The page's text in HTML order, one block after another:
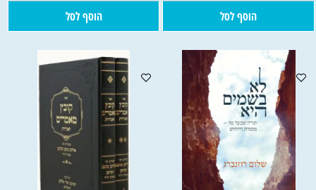
הוסף לסל הוסף לסל